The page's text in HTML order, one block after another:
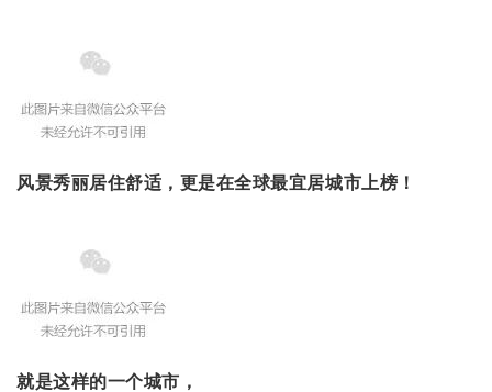
风景秀丽居住舒适，更是在全球最宜居城市上榜！
就是这样的一个城市，